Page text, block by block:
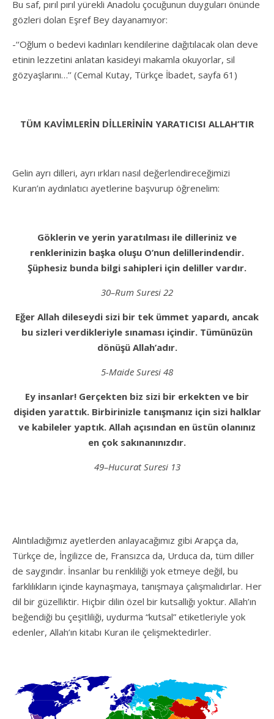
Bu saf, pırıl pırıl yürekli Anadolu çocuğunun duyguları önünde
gözleri dolan Eşref Bey dayanamıyor:
-‘‘Oğlum o bedevi kadınları kendilerine dağıtılacak olan deve
etinin lezzetini anlatan kasideyi makamla okuyorlar, sil
gözyaşlarını…’’ (Cemal Kutay, Türkçe İbadet, sayfa 61)
TÜM KAVİMLERİN DİLLERİNİN YARATICISI ALLAH’TIR
Gelin ayrı dilleri, ayrı ırkları nasıl değerlendireceğimizi
Kuran’ın aydınlatıcı ayetlerine başvurup öğrenelim:
Göklerin ve yerin yaratılması ile dilleriniz ve
renklerinizin başka oluşu O’nun delillerindendir.
Şüphesiz bunda bilgi sahipleri için deliller vardır.
30–Rum Suresi 22
Eğer Allah dileseydi sizi bir tek ümmet yapardı, ancak
bu sizleri verdikleriyle sınaması içindir. Tümünüzün
dönüşü Allah’adır.
5-Maide Suresi 48
Ey insanlar! Gerçekten biz sizi bir erkekten ve bir
dişiden yarattık. Birbirinizle tanışmanız için sizi halklar
ve kabileler yaptık. Allah açısından en üstün olanınız
en çok sakınanınızdır.
49–Hucurat Suresi 13
Alıntıladığımız ayetlerden anlayacağımız gibi Arapça da,
Türkçe de, İngilizce de, Fransızca da, Urduca da, tüm diller
de saygındır. İnsanlar bu renkliliği yok etmeye değil, bu
farklılıkların içinde kaynaşmaya, tanışmaya çalışmalıdırlar. Her
dil bir güzelliktir. Hiçbir dilin özel bir kutsallığı yoktur. Allah’ın
beğendiği bu çeşitliliği, uydurma “kutsal” etiketleriyle yok
edenler, Allah’ın kitabı Kuran ile çelişmektedirler.